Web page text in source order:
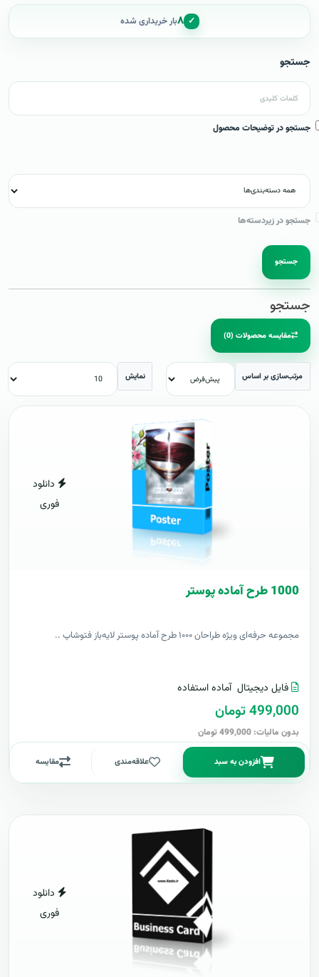
✓ ۸بار خریداری شده
جستجو
جستجو در توضیحات محصول
جستجو در زیردسته‌ها
جستجو
جستجو
مقایسه محصولات (0)
مرتب‌سازی بر اساس نمایش
دانلود
فوری
1000 طرح آماده پوستر
مجموعه حرفه‌ای ویژه طراحان ۱۰۰۰ طرح آماده پوستر لایه‌باز فتوشاپ ..
فایل دیجیتال آماده استفاده
499,000 تومان
بدون مالیات: 499,000 تومان
افزودن به سبد علاقه‌مندی مقایسه
دانلود
فوری